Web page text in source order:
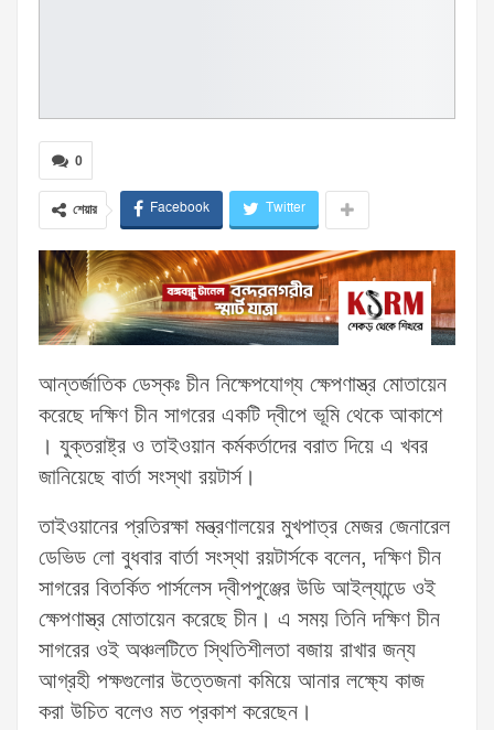
0
শেয়ার Facebook Twitter
আন্তর্জাতিক ডেস্কঃ চীন নিক্ষেপযোগ্য ক্ষেপণাস্ত্র মোতায়েন
করেছে দক্ষিণ চীন সাগরের একটি দ্বীপে ভূমি থেকে আকাশে
। যুক্তরাষ্ট্র ও তাইওয়ান কর্মকর্তাদের বরাত দিয়ে এ খবর
জানিয়েছে বার্তা সংস্থা রয়টার্স।
তাইওয়ানের প্রতিরক্ষা মন্ত্রণালয়ের মুখপাত্র মেজর জেনারেল
ডেভিড লো বুধবার বার্তা সংস্থা রয়টার্সকে বলেন, দক্ষিণ চীন
সাগরের বিতর্কিত পার্সলেস দ্বীপপুঞ্জের উডি আইল্যান্ডে ওই
ক্ষেপণাস্ত্র মোতায়েন করেছে চীন। এ সময় তিনি দক্ষিণ চীন
সাগরের ওই অঞ্চলটিতে স্থিতিশীলতা বজায় রাখার জন্য
আগ্রহী পক্ষগুলোর উত্তেজনা কমিয়ে আনার লক্ষ্যে কাজ
করা উচিত বলেও মত প্রকাশ করেছেন।